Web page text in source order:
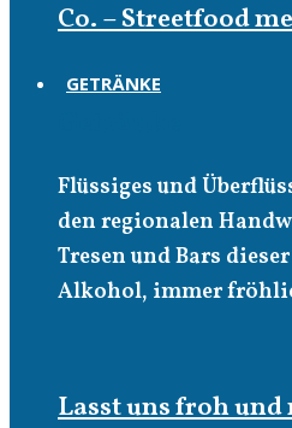
Co. – Streetfood
GETRÄNKE
Flüssiges und
den regionalen
Tresen und Bars
Alkohol, immer
Lasst uns froh